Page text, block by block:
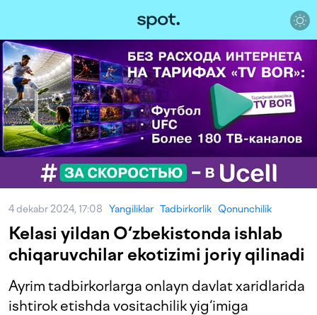
4 dekabr 2024, 17:08 Yangiliklar Tadbirkorlik Qonunchilik
Kelasi yildan O‘zbekistonda ishlab
chiqaruvchilar ekotizimi joriy qilinadi
Ayrim tadbirkorlarga onlayn davlat xaridlarida
ishtirok etishda vositachilik yig‘imiga